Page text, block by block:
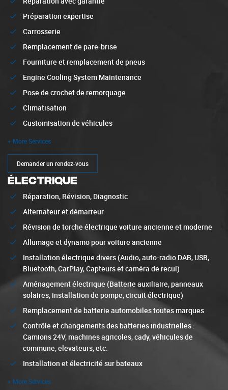
Préparation expertise
Carrosserie
Remplacement de pare-brise
Fourniture et remplacement de pneus
Engine Cooling System Maintenance
Pose de crochet de remorquage
Climatisation
Customisation de véhicules
+ More Services
Demander un rendez-vous
ÉLECTRIQUE
Réparation, Révision, Diagnostic
Alternateur et démarreur
Révision de torche électrique voiture ancienne et moderne
Allumage et dynamo pour voiture ancienne
Installation électrique divers (Audio, auto-radio DAB, USB,
Bluetooth, CarPlay, Capteurs et caméra de recul)
Aménagement électrique (Batterie auxiliaire, panneaux
solaires, installation de pompe, circuit électrique)
Remplacement de batterie automobiles toutes marques
Contrôle et changements des batteries industrielles :
Camions 24V, machines agricoles, cady, véhicules de
commune, elevateurs, etc.
Installation et électricité sur bateaux
+ More Services